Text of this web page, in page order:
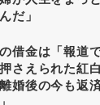
だ」
借金は「報道
さえられた紅
婚後の今も返